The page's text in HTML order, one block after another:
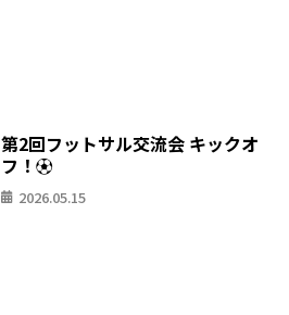
第2回フットサル交流会 キックオ
フ！⚽
2026.05.15